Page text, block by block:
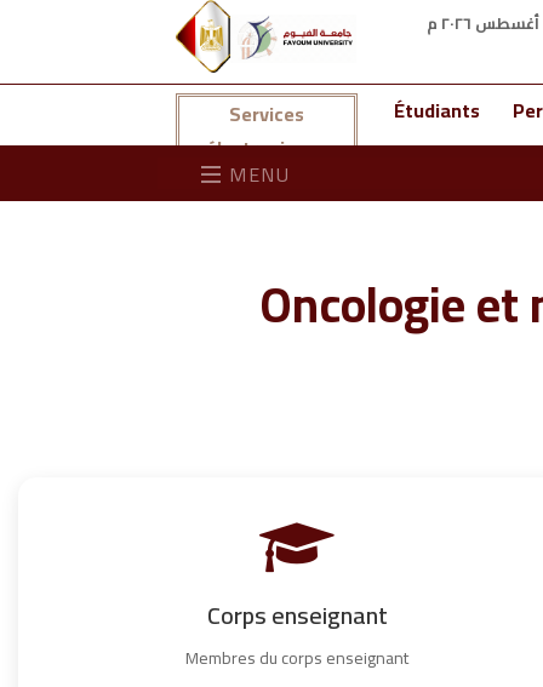
Services
électroniques
Étudiants
MENU
Oncologie et
Corps enseignant
Membres du corps enseignant